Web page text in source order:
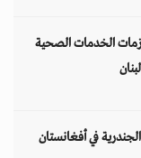
الخدمات الصحية
في أفغانستان